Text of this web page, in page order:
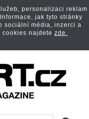
personalizaci reklam
jak tyto stránky
sociální média, inzerci a
najdete zde.